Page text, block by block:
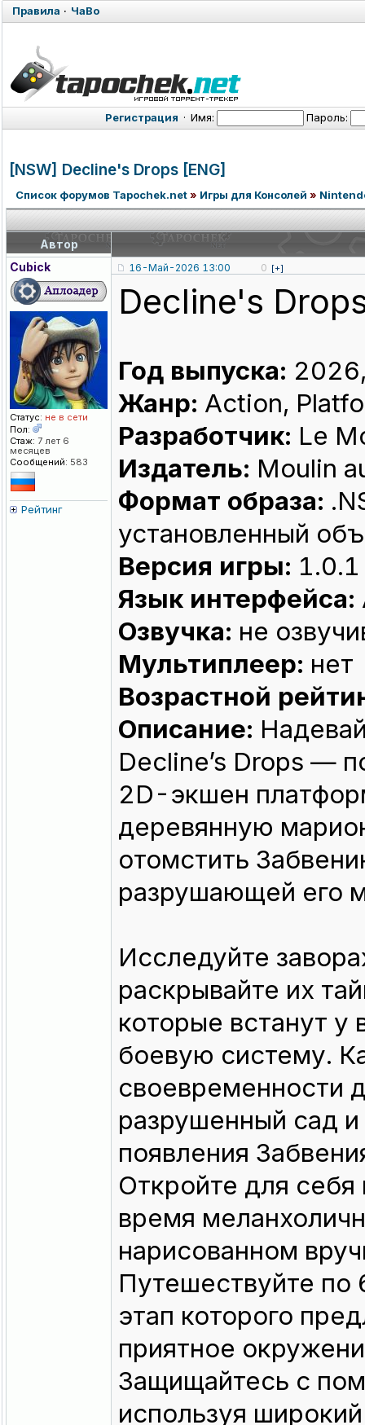
Правила · ЧаВо
Регистрация · Имя: Пароль:
[NSW] Decline's Drops [ENG]
Список форумов Tapochek.net» Игры для Консолей »
Автор
Cubick
Статус: не в сети
Пол:
Стаж: 7 лет 6
месяцев
Сообщений: 583
Рейтинг
16-Май-2026 13:00 0 [+]
Decline's
Год выпуска:
Жанр: Action,
Разработчик: Le
Издатель: Moulin
Формат образа:
установленный
Версия игры: 1.0.1
Язык интерфейса:
Озвучка: не
Мультиплеер: нет
Возрастной
Описание:
Decline’s Drops —
2D-экшен
деревянную
отомстить
разрушающей его
Исследуйте
раскрывайте их
которые встанут у
боевую систему.
своевременности
разрушенный сад и
появления
Откройте для
время
нарисованном
Путешествуйте
этап которого
приятное
Защищайтесь с
используя